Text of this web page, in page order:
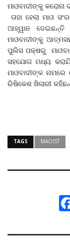
ମାଓବାଦୀଙ୍କୁ
ତାହା ହେଲା ମାଓ
ଆହ୍ୱାନ
ମାଓବାଦୀଙ୍କୁ
ପୁଲିସ ପକ୍ଷରୁ
ସହଯୋଗ ମଧ୍ୟ
ମାଓବାଦୀଙ୍କ
ରିଷିକେଶ ଖିଲାରୀ
TAGS MAOIST